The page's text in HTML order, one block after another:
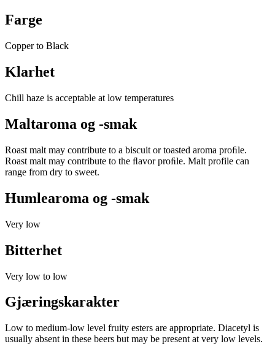
Farge
Copper to Black
Klarhet
Chill haze is acceptable at low temperatures
Maltaroma og -smak
Roast malt may contribute to a biscuit or toasted aroma proﬁle.
Roast malt may contribute to the ﬂavor proﬁle. Malt profile can
range from dry to sweet.
Humlearoma og -smak
Very low
Bitterhet
Very low to low
Gjæringskarakter
Low to medium-low level fruity esters are appropriate. Diacetyl is
usually absent in these beers but may be present at very low levels.